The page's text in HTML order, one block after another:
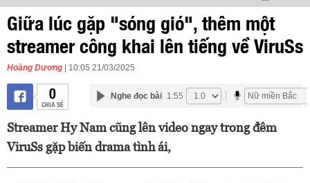
Giữa lúc gặp "sóng gió", thêm một
streamer công khai lên tiếng về ViruSs
Hoàng Dương | 10:05 21/03/2025
0
CHIA SẺ
Nghe đọc bài 1:55
Streamer Hy Nam cũng lên video ngay trong đêm
ViruSs gặp biến drama tình ái,